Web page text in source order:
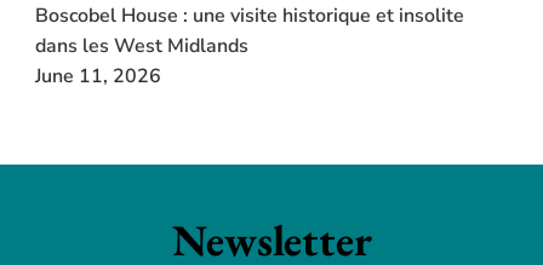
Boscobel House : une visite historique et insolite
dans les West Midlands
June 11, 2026
Newsletter